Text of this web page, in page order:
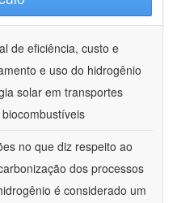
de eficiência, custo e
e uso do hidrogênio
solar em transportes
no que diz respeito ao
dos processos
é considerado um